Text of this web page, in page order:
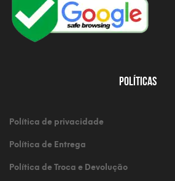
Políticas
Política de privacidade
Política de Entrega
Política de Troca e Devolução